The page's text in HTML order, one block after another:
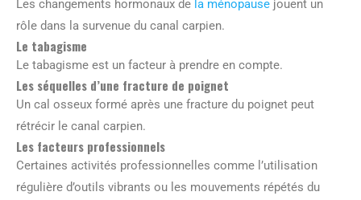
Les changements hormonaux de la ménopause jouent un
rôle dans la survenue du canal carpien.
Le tabagisme
Le tabagisme est un facteur à prendre en compte.
Les séquelles d’une fracture de poignet
Un cal osseux formé après une fracture du poignet peut
rétrécir le canal carpien.
Les facteurs professionnels
Certaines activités professionnelles comme l’utilisation
régulière d’outils vibrants ou les mouvements répétés du